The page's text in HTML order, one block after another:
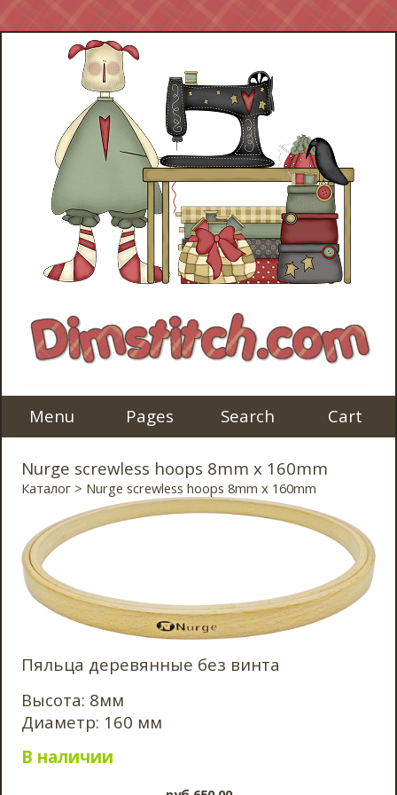
Menu Pages Search Cart
Nurge screwless hoops 8mm x 160mm
Каталог > Nurge screwless hoops 8mm x 160mm
Пяльца деревянные без винта
Высота: 8мм
Диаметр: 160 мм
В наличии